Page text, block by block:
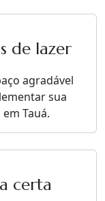
de lazer
agradável
sua
Tauá.
certa